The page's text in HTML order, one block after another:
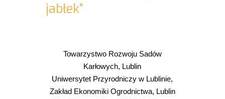
jabłek”
Towarzystwo Rozwoju Sadów
Karłowych, Lublin
Uniwersytet Przyrodniczy w Lublinie,
Zakład Ekonomiki Ogrodnictwa, Lublin